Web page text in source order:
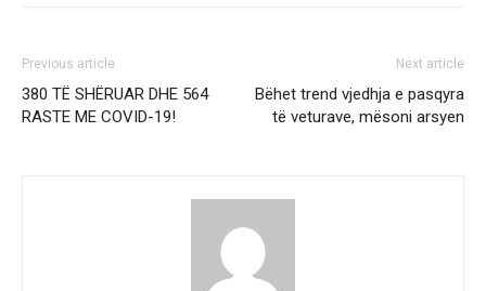
Previous article
380 TË SHËRUAR DHE 564
RASTE ME COVID-19!
Next article
Bëhet trend vjedhja e pasqyra
të veturave, mësoni arsyen